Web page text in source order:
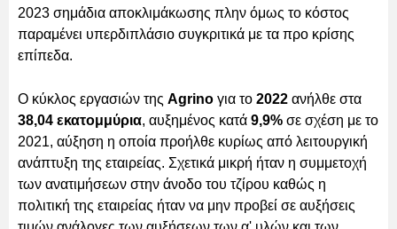
2023 σημάδια αποκλιμάκωσης πλην όμως το κόστος
παραμένει υπερδιπλάσιο συγκριτικά με τα προ κρίσης
επίπεδα.
Ο κύκλος εργασιών της Agrino για το 2022 ανήλθε στα
38,04 εκατομμύρια, αυξημένος κατά 9,9% σε σχέση με το
2021, αύξηση η οποία προήλθε κυρίως από λειτουργική
ανάπτυξη της εταιρείας. Σχετικά μικρή ήταν η συμμετοχή
των ανατιμήσεων στην άνοδο του τζίρου καθώς η
πολιτική της εταιρείας ήταν να μην προβεί σε αυξήσεις